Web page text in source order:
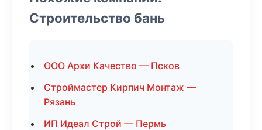
Строительство бань
ООО Архи Качество — Псков
Строймастер Кирпич Монтаж —
Рязань
ИП Идеал Строй — Пермь